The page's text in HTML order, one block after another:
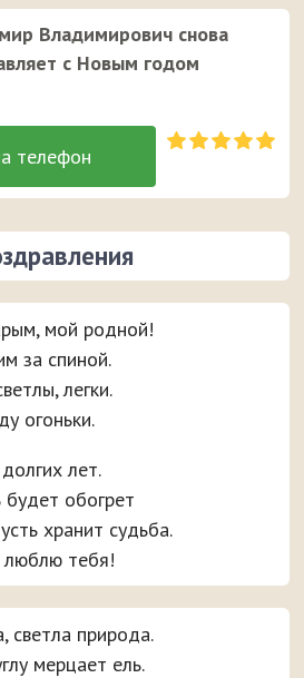
Владимирович снова
с Новым годом
мой родной!
за спиной.
легки.
огоньки.
лет.
обогрет
хранит судьба.
люблю тебя!
светла природа.
мерцает ель.